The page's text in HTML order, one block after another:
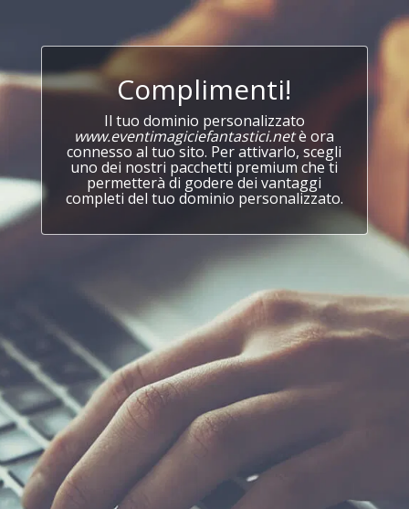
Complimenti!
Il tuo dominio personalizzato
www.eventimagiciefantastici.netè ora
connesso al tuo sito. Per attivarlo, scegli
uno dei nostri pacchetti premium che ti
permetterà di godere dei vantaggi
completi del tuo dominio personalizzato.